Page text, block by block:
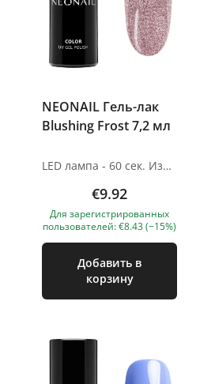
NEONAIL Гель-лак
Blushing Frost 7,2 мл
LED лампа - 60 сек. Изображения продуктов носят иллюстративный характер. Если у вас есть какие-либо вопросы, мы всегда ждем вашего письма nanatallinn@gmail.com
€9.92
Для зарегистрированных
пользователей: €8.43 (−15%)
Добавить в
корзину